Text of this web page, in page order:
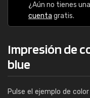
¿Aún no tienes
cuenta gratis.
Impresión de
blue
Pulse el ejemplo de